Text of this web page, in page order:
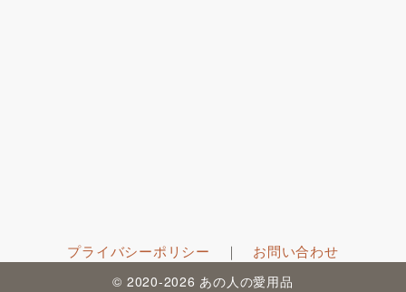
プライバシーポリシー ｜ お問い合わせ
© 2020-2026 あの人の愛用品